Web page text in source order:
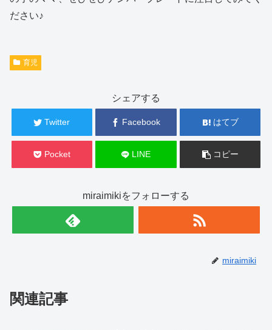
ださい♪
育児
シェアする
Twitter Facebook はてブ
Pocket LINE コピー
miraimikiをフォローする
miraimiki
関連記事